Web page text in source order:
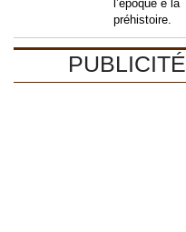
l’époque e la
préhistoire.
PUBLICITÉ